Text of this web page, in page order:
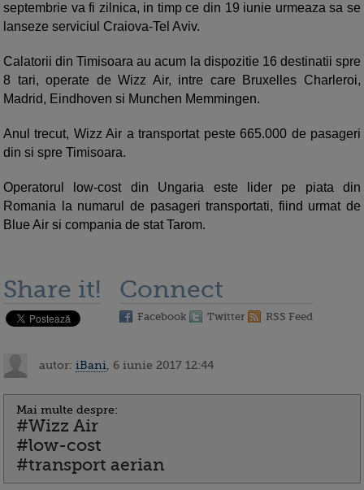
septembrie va fi zilnica, in timp ce din 19 iunie urmeaza sa se
lanseze serviciul Craiova-Tel Aviv.
Calatorii din Timisoara au acum la dispozitie 16 destinatii spre
8 tari, operate de Wizz Air, intre care Bruxelles Charleroi,
Madrid, Eindhoven si Munchen Memmingen.
Anul trecut, Wizz Air a transportat peste 665.000 de pasageri
din si spre Timisoara.
Operatorul low-cost din Ungaria este lider pe piata din
Romania la numarul de pasageri transportati, fiind urmat de
Blue Air si compania de stat Tarom.
Share it! Connect
Facebook Twitter RSS Feed
autor: iBani , 6 iunie 2017 12:44
Mai multe despre:
#Wizz Air
#low-cost
#transport aerian